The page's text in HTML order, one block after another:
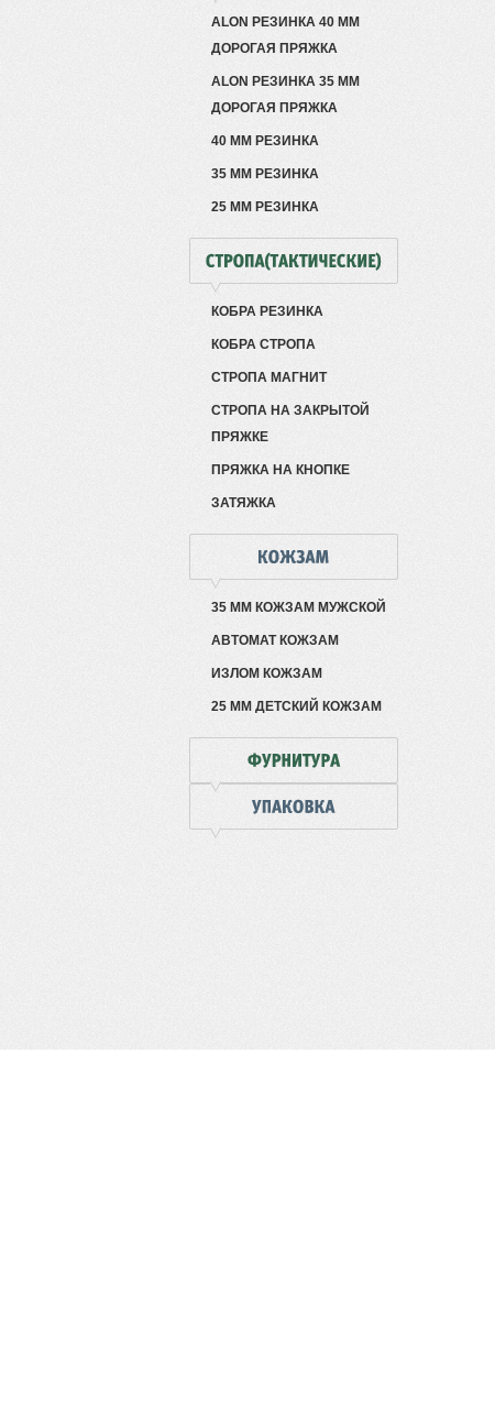
ALON РЕЗИНКА 40 ММ
ДОРОГАЯ ПРЯЖКА
ALON РЕЗИНКА 35 ММ
ДОРОГАЯ ПРЯЖКА
40 ММ РЕЗИНКА
35 ММ РЕЗИНКА
25 ММ РЕЗИНКА
КОБРА РЕЗИНКА
КОБРА СТРОПА
СТРОПА МАГНИТ
СТРОПА НА ЗАКРЫТОЙ
ПРЯЖКЕ
ПРЯЖКА НА КНОПКЕ
ЗАТЯЖКА
35 ММ КОЖЗАМ МУЖСКОЙ
АВТОМАТ КОЖЗАМ
ИЗЛОМ КОЖЗАМ
25 ММ ДЕТСКИЙ КОЖЗАМ